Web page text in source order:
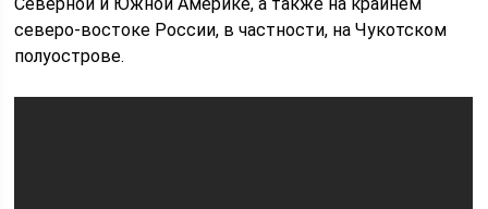
северо-востоке России, в частности, на Чукотском
полуострове.